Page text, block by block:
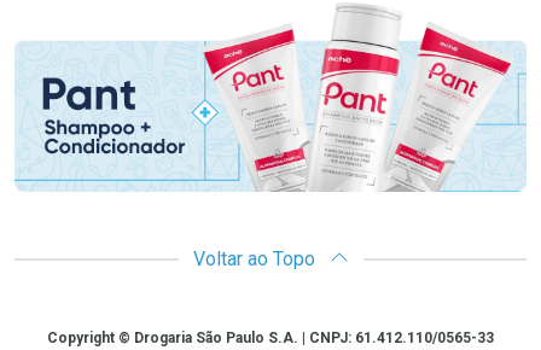
Promoção em Destaque
Voltar ao Topo
CopyrightCopyright © Drogaria São Paulo S.A. | CNPJ: 61.412.110/0565-33